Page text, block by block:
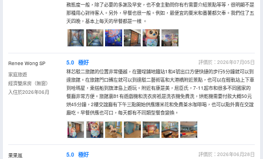
務態度一般，除了必要的多謝及早安，也不會主動問你有冇需要介紹景點等等，很明顯不是
那種用心對待客人。另外，早餐也很一般。例如，最便宜的粟米和番薯都欠奉。我們住了五
天四晚，基本上每天的早餐都是一樣 。
Renee Wong SP
家庭旅遊
經濟雙床房（無窗）
入住於2026年06月
5.0 極好
評價於：2026年07月05日
秝芯駁二旅館的位置非常優越，在鹽埕鋪地鐵站1和4號出口方便快捷的步行5分鐘就可以到
達旅館。在旅館門口轉左就可以到達駁二藝術區和大港橋附近景點，也可以在輕軌站上下車
到哈瑪星，乘搭船到旗津島上遊玩。附近有康是美，屈臣氏，7-11超市和很多不同國家的
餐廳非常方便。旅館裏B1有遊戲機和洗衣房衹是洗衣機免費洗，烘乾機需要付款大概50元
烘45分鐘，2樓交誼廳有下午三點開始供應爆米花和免費茶水咖啡喝，也可以點外賣在交誼
廳吃。早餐供應也可口，每天都有不同類型餐食變換。
果果嵐
5.0 極好
評價於：2026年06月28日